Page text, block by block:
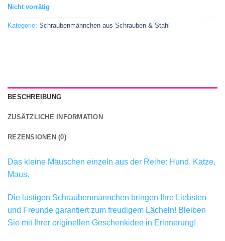
Nicht vorrätig
Kategorie: Schraubenmännchen aus Schrauben & Stahl
BESCHREIBUNG
ZUSÄTZLICHE INFORMATION
REZENSIONEN (0)
Das kleine Mäuschen einzeln aus der Reihe: Hund, Katze,
Maus.
Die lustigen Schraubenmännchen bringen Ihre Liebsten
und Freunde garantiert zum freudigem Lächeln! Bleiben
Sie mit Ihrer originellen Geschenkidee in Erinnerung!